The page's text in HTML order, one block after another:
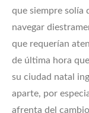
que siempre solía
navegar
que requerían
de última hora
su ciudad natal
aparte, por
afrenta del